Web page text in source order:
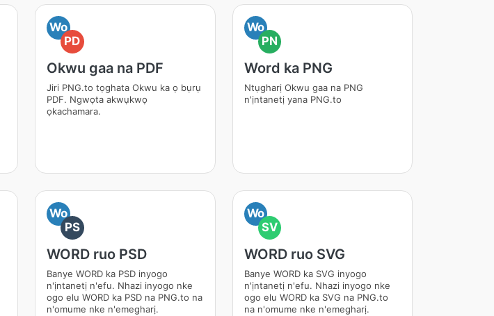
Wo
PD
Okwu gaa na PDF
Jiri PNG.to tọghata Okwu ka ọ bụrụ
PDF. Ngwọta akwụkwọ
ọkachamara.
Wo
PN
Word ka PNG
Ntụgharị Okwu gaa na PNG
n'ịntanetị yana PNG.to
Wo
PS
WORD ruo PSD
Banye WORD ka PSD inyogo
n'ịntanetị n'efu. Nhazi inyogo nke
ogo elu WORD ka PSD na PNG.to na
n'omume nke n'emegharị.
Wo
SV
WORD ruo SVG
Banye WORD ka SVG inyogo
n'ịntanetị n'efu. Nhazi inyogo nke
ogo elu WORD ka SVG na PNG.to
na n'omume nke n'emegharị.